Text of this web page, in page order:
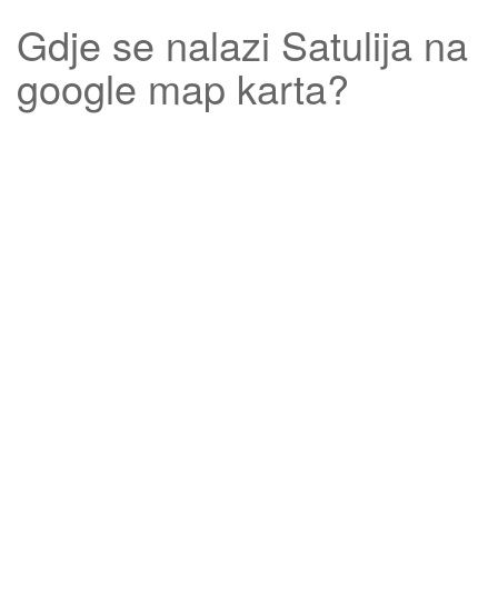
Gdje se nalazi Satulija na
google map karta?